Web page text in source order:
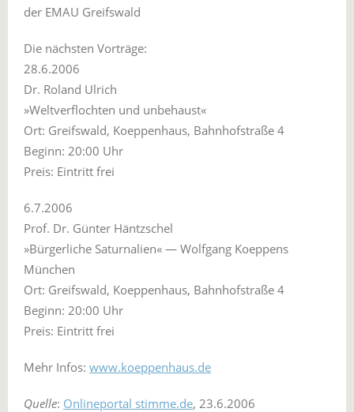
der EMAU Greifswald
Die nächsten Vorträge:
28.6.2006
Dr. Roland Ulrich
»Weltverflochten und unbehaust«
Ort: Greifswald, Koeppenhaus, Bahnhofstraße 4
Beginn: 20:00 Uhr
Preis: Eintritt frei
6.7.2006
Prof. Dr. Günter Häntzschel
»Bürgerliche Saturnalien« — Wolfgang Koeppens
München
Ort: Greifswald, Koeppenhaus, Bahnhofstraße 4
Beginn: 20:00 Uhr
Preis: Eintritt frei
Mehr Infos: www.koeppenhaus.de
Quelle: Onlineportal stimme.de, 23.6.2006